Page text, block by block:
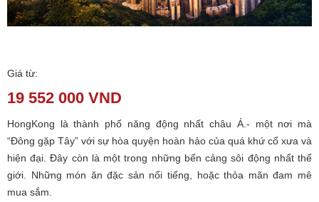
Giá từ:
19 552 000 VND
HongKong là thành phố năng động nhất châu Á.- một nơi mà
“Đông gặp Tây” với sự hòa quyện hoàn hảo của quá khứ cổ xưa và
hiện đại. Đây còn là một trong những bến cảng sôi động nhất thế
giới. Những món ăn đặc sản nổi tiếng, hoặc thỏa mãn đam mê
mua sắm.